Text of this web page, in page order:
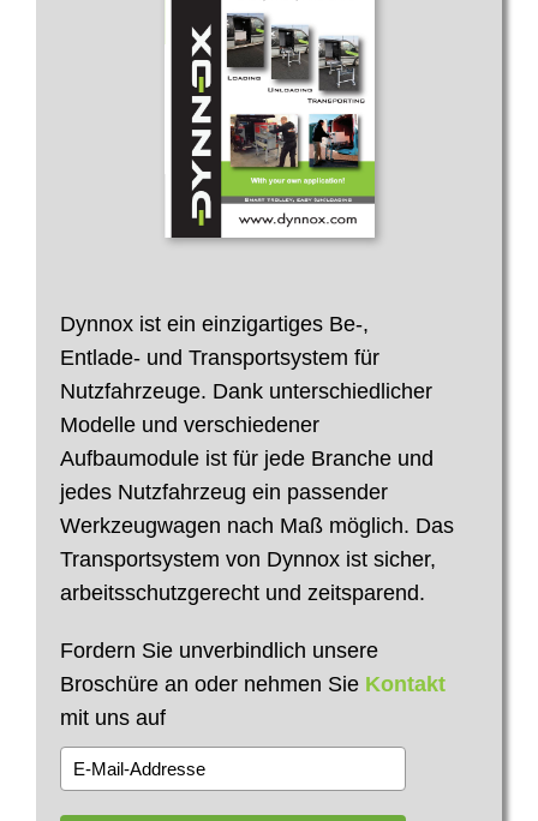
Dynnox ist ein einzigartiges Be-,
Entlade- und Transportsystem für
Nutzfahrzeuge. Dank unterschiedlicher
Modelle und verschiedener
Aufbaumodule ist für jede Branche und
jedes Nutzfahrzeug ein passender
Werkzeugwagen nach Maß möglich. Das
Transportsystem von Dynnox ist sicher,
arbeitsschutzgerecht und zeitsparend.
Fordern Sie unverbindlich unsere
Broschüre an oder nehmen Sie Kontakt
mit uns auf